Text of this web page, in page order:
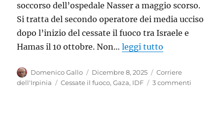
soccorso dell’ospedale Nasser a maggio scorso.
Si tratta del secondo operatore dei media ucciso
dopo l’inizio del cessate il fuoco tra Israele e
Hamas il 10 ottobre. Non…leggi tutto
Autore
Domenico Gallo
Pubblicato
il
Dicembre 8, 2025 Categorie
Corriere
dell'Irpinia
Tag
Cessate il fuoco,Gaza, IDF 3 commenti